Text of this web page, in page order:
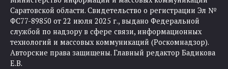
Саратовской области. Свидетельство о регистрации Эл №
ФС77-89850 от 22 июля 2025 г., выдано Федеральной
службой по надзору в сфере связи, информационных
технологий и массовых коммуникаций (Роскомнадзор).
Авторские права защищены. Главный редактор Бадикова
Е.В.